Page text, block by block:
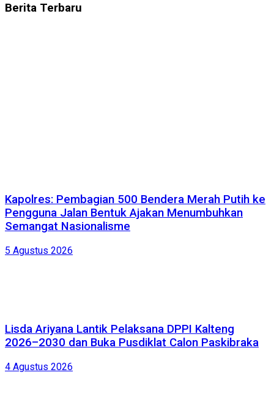
Berita Terbaru
Kapolres: Pembagian 500 Bendera Merah Putih ke
Pengguna Jalan Bentuk Ajakan Menumbuhkan
Semangat Nasionalisme
5 Agustus 2026
Lisda Ariyana Lantik Pelaksana DPPI Kalteng
2026–2030 dan Buka Pusdiklat Calon Paskibraka
4 Agustus 2026